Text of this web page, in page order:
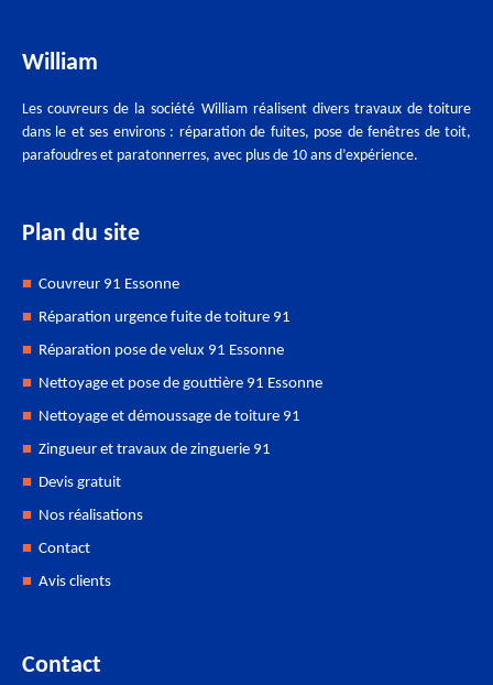
William
Les couvreurs de la société William réalisent divers travaux de toiture
dans le et ses environs : réparation de fuites, pose de fenêtres de toit,
parafoudres et paratonnerres, avec plus de 10 ans d’expérience.
Plan du site
Couvreur 91 Essonne
Réparation urgence fuite de toiture 91
Réparation pose de velux 91 Essonne
Nettoyage et pose de gouttière 91 Essonne
Nettoyage et démoussage de toiture 91
Zingueur et travaux de zinguerie 91
Devis gratuit
Nos réalisations
Contact
Avis clients
Contact